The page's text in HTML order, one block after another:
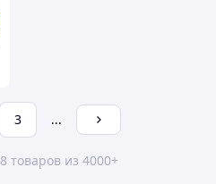
3 ...
товаров из 4000+